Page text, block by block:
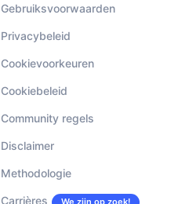
Gebruiksvoorwaarden
Privacybeleid
Cookievoorkeuren
Cookiebeleid
Community regels
Disclaimer
Methodologie
Carrières We zijn op zoek!